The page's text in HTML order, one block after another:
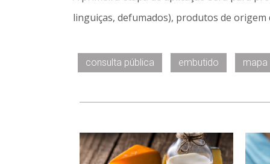
linguiças, defumados), produtos de
consulta pública embutido mapa